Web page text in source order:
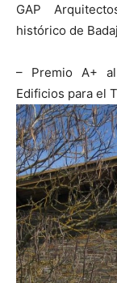
GAP
histórico de
– Premio A+
Edificios para el